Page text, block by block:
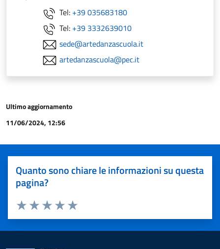
Tel: +39 035683180
Tel: +39 3332639010
sede@artedanzascuola.it
artedanzascuola@pec.it
Ultimo aggiornamento
11/06/2024, 12:56
Quanto sono chiare le informazioni su questa
pagina?
Valuta 5 stelle su 5
Valuta 4 stelle su 5
Valuta 3 stelle su 5
Valuta 2 stelle su 5
Valuta 1 stelle su 5